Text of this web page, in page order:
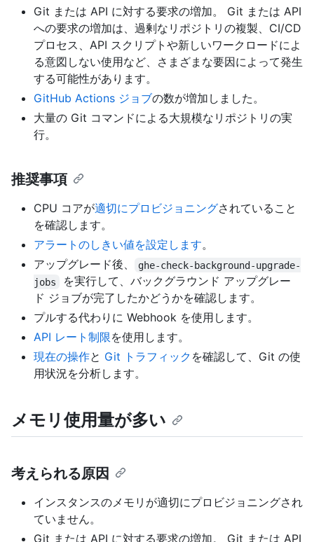
Git または API に対する要求の増加。 Git または API
への要求の増加は、過剰なリポジトリの複製、CI/CD
プロセス、API スクリプトや新しいワークロードによ
る意図しない使用など、さまざまな要因によって発生
する可能性があります。
GitHub Actions ジョブの数が増加しました。
大量の Git コマンドによる大規模なリポジトリの実
行。
推奨事項
CPU コアが適切にプロビジョニングされていること
を確認します。
アラートのしきい値を設定します。
アップグレード後、
ghe-check-background-upgrade-
jobs
を実行して、バックグラウンド アップグレー
ド ジョブが完了したかどうかを確認します。
プルする代わりに Webhook を使用します。
API レート制限を使用します。
現在の操作と Git トラフィック を確認して、Git の使
用状況を分析します。
メモリ使用量が多い
考えられる原因
インスタンスのメモリが適切にプロビジョニングされ
ていません。
Git または API に対する要求の増加。 Git または API